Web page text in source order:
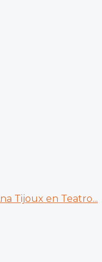
Tijoux en Teatro...